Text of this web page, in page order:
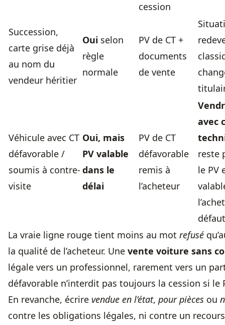
cession
Succession,
carte grise déjà
au nom du
vendeur héritier
Oui selon
règle
normale
PV de CT +
documents
de vente
Véhicule avec CT
défavorable /
soumis à contre-
visite
Oui, mais
PV valable
dans le
délai
PV de CT
défavorable
remis à
l’acheteur
avec
reste
le PV
La vraie ligne rouge tient moins au mot refusé
la qualité de l’acheteur. Une vente voiture sans
légale vers un professionnel, rarement vers un
défavorable n’interdit pas toujours la cession si le
En revanche, écrire vendue en l’état, pour pièces ou
contre les obligations légales, ni contre un